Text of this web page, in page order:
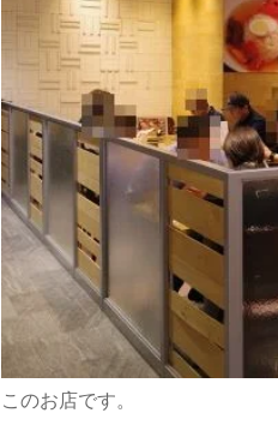
このお店です。